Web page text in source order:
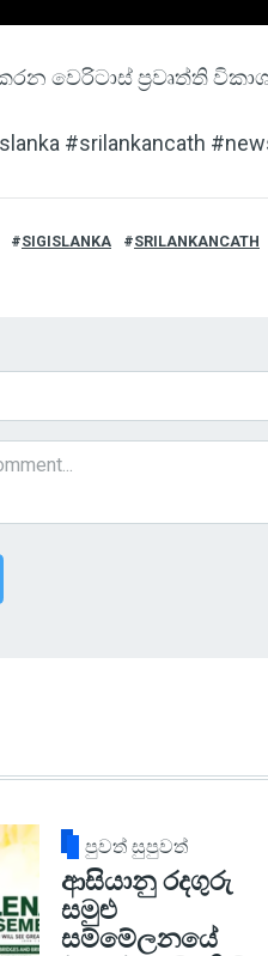
වෙරිටාස් ප්‍රවෘත්ති
#srilankancath
SIGISLANKA SRILANKANCATH
පුවත් සුපුවත්
ආසියානු රදගුරු
සමුළු
සම්මේලනයේ